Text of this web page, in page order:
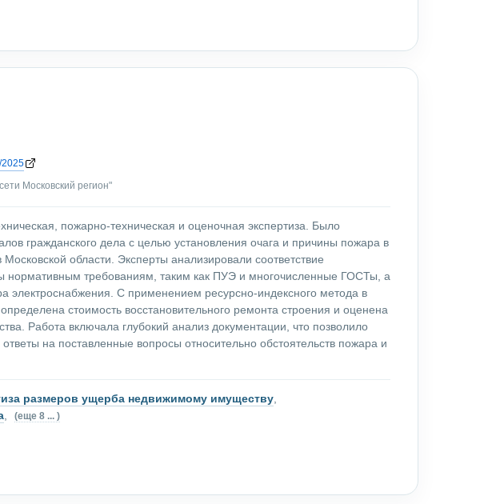
Московский регион"
пожарно-техническая и оценочная экспертиза. Было
гражданского дела с целью установления очага и причины пожара в
области. Эксперты анализировали соответствие
нормативным требованиям, таким как ПУЭ и многочисленные ГОСТы, а
электроснабжения. С применением ресурсно-индексного метода в
стоимость восстановительного ремонта строения и оценена
Работа включала глубокий анализ документации, что позволило
на поставленные вопросы относительно обстоятельств пожара и
размеров ущерба недвижимому имуществу,
, (еще 8 ... )